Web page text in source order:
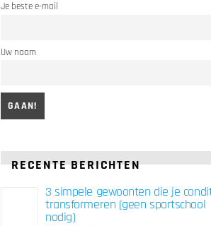
Je beste e-mail
Uw naam
RECENTE BERICHTEN
3 simpele gewoonten die je
transformeren (geen sportschool
nodig)